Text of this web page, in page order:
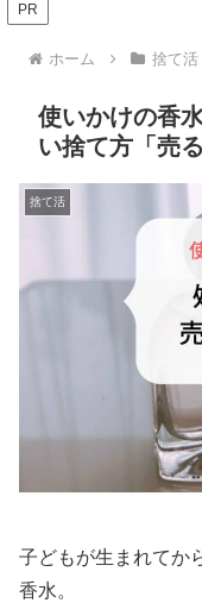
PR
ホーム 捨て活
使いかけの香
い捨て方「売
捨て活
子どもが生まれてか
香水。